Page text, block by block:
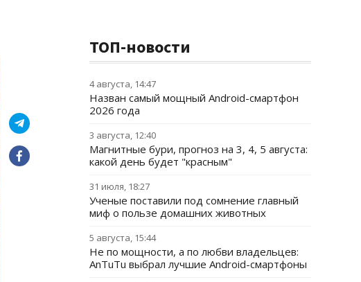
ТОП-новости
4 августа, 14:47
Назван самый мощный Android-смартфон
2026 года
3 августа, 12:40
Магнитные бури, прогноз на 3, 4, 5 августа:
какой день будет "красным"
31 июля, 18:27
Ученые поставили под сомнение главный
миф о пользе домашних животных
5 августа, 15:44
Не по мощности, а по любви владельцев:
AnTuTu выбрал лучшие Android-смартфоны